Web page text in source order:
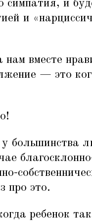
и
и «
вместе
— это
большинства
про это.
ребенок